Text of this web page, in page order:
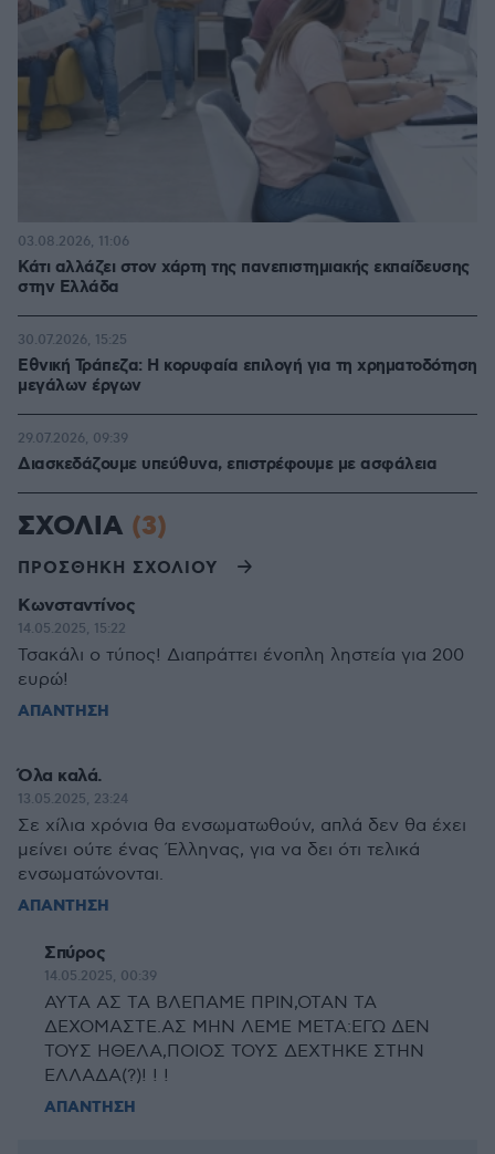
Κάτι αλλάζει στον χάρτη της πανεπιστημιακής εκπαίδευσης
στην Ελλάδα
03.08.2026, 11:06
Εθνική Τράπεζα: Η κορυφαία επιλογή για τη χρηματοδότηση
μεγάλων έργων
30.07.2026, 15:25
Διασκεδάζουμε υπεύθυνα, επιστρέφουμε με ασφάλεια
29.07.2026, 09:39
ΣΧΟΛΙΑ (3)
ΠΡΟΣΘΗΚΗ ΣΧΟΛΙΟΥ
Κωνσταντίνος
14.05.2025, 15:22
Τσακάλι ο τύπος! Διαπράττει ένοπλη ληστεία για 200
ευρώ!
ΑΠΑΝΤΗΣΗ
Όλα καλά.
13.05.2025, 23:24
Σε χίλια χρόνια θα ενσωματωθούν, απλά δεν θα έχει
μείνει ούτε ένας Έλληνας, για να δει ότι τελικά
ενσωματώνονται.
ΑΠΑΝΤΗΣΗ
Σπύρος
14.05.2025, 00:39
ΑΥΤΑ ΑΣ ΤΑ ΒΛΕΠΑΜΕ ΠΡΙΝ,ΟΤΑΝ ΤΑ
ΔΕΧΟΜΑΣΤΕ.ΑΣ ΜΗΝ ΛΕΜΕ ΜΕΤΑ:ΕΓΩ ΔΕΝ
ΤΟΥΣ ΗΘΕΛΑ,ΠΟΙΟΣ ΤΟΥΣ ΔΕΧΤΗΚΕ ΣΤΗΝ
ΕΛΛΑΔΑ(?)! ! !
ΑΠΑΝΤΗΣΗ